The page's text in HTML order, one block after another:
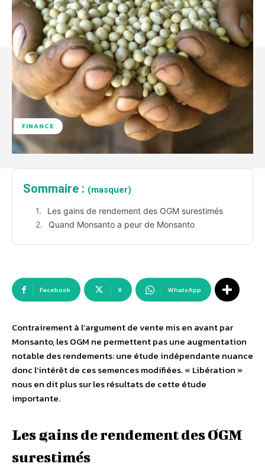
FINANCE
Sommaire : (masquer)
Les gains de rendement des OGM surestimés
Quand Monsanto a peur de Monsanto
Facebook X WhatsApp
Contrairement à l’argument de vente mis en avant par
Monsanto, les OGM ne permettent pas une augmentation
notable des rendements: une étude indépendante nuance
donc l’intérêt de ces semences modifiées. « Libération »
nous en dit plus sur les résultats de cette étude
importante.
Les gains de rendement des OGM
surestimés